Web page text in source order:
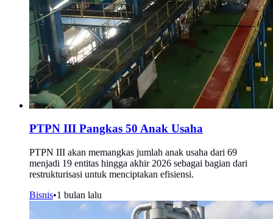
PTPN III Pangkas 50 Anak Usaha
PTPN III akan memangkas jumlah anak usaha dari 69
menjadi 19 entitas hingga akhir 2026 sebagai bagian dari
restrukturisasi untuk menciptakan efisiensi.
Bisnis•1 bulan lalu